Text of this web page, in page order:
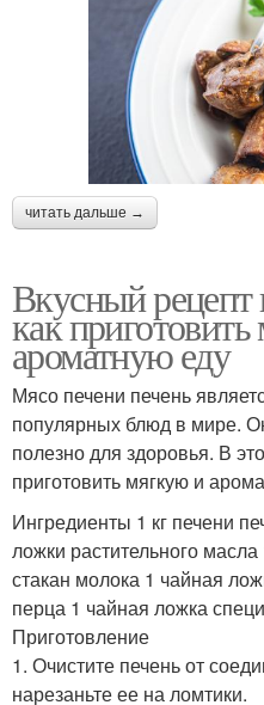
читать дальше →
Вкусный рецепт
как
ароматную еду
Мясо печени печень
популярных блюд в мире.
полезно для здоровья. В
приготовить мягкую и
Ингредиенты 1 кг печени
ложки растительного
стакан молока 1 чайная
перца 1 чайная ложка
Приготовление
1. Очистите печень от
нарезаньте ее на ломтики.